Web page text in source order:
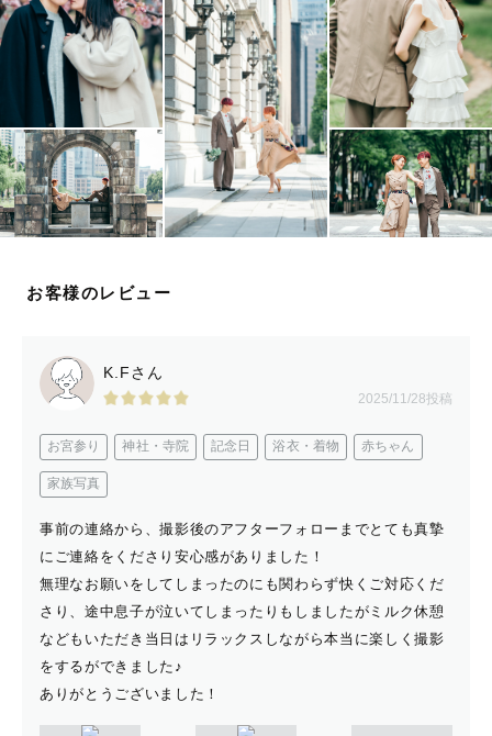
お客様のレビュー
K.Fさん
2025/11/28投稿
お宮参り 神社・寺院 記念日 浴衣・着物 赤ちゃん
家族写真
事前の連絡から、撮影後のアフターフォローまでとても真摯
にご連絡をくださり安心感がありました！
無理なお願いをしてしまったのにも関わらず快くご対応くだ
さり、途中息子が泣いてしまったりもしましたがミルク休憩
などもいただき当日はリラックスしながら本当に楽しく撮影
をするができました♪
ありがとうございました！